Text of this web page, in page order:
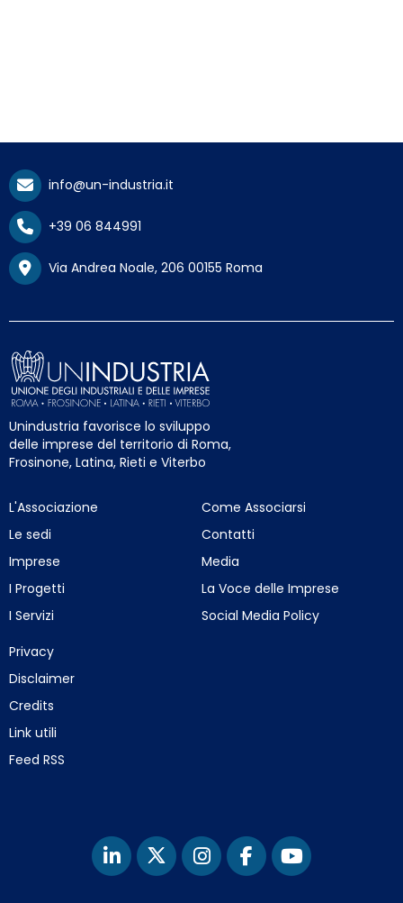
info@un-industria.it
+39 06 844991
Via Andrea Noale, 206 00155 Roma
Unindustria favorisce lo sviluppo
delle imprese del territorio di Roma,
Frosinone, Latina, Rieti e Viterbo
L'Associazione
Le sedi
Imprese
I Progetti
I Servizi
Come Associarsi
Contatti
Media
La Voce delle Imprese
Social Media Policy
Privacy
Disclaimer
Credits
Link utili
Feed RSS